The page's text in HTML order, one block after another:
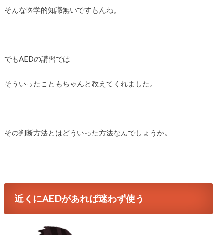
そんな医学的知識無いですもんね。
でもAEDの講習では
そういったこともちゃんと教えてくれました。
その判断方法とはどういった方法なんでしょうか。
近くにAEDがあれば迷わず使う